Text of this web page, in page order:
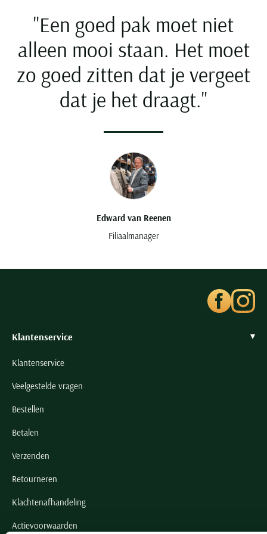
Slater
State of Art
Tenson
Thomas Maine
Wellington of Billmore
Edward van Reenen
Filiaalmanager
"Een goed pak moet niet
alleen mooi staan. Het moet
zo goed zitten dat je vergeet
dat je het draagt."
Klantenservice
Klantenservice
Veelgestelde vragen
Bestellen
Betalen
Verzenden
Retourneren
Klachtenafhandeling
Actievoorwaarden